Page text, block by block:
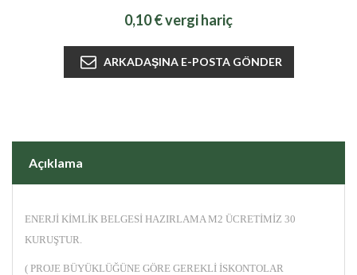
0,10 € vergi hariç
Açıklama
ENERJİ KİMLİK BELGESİ HAZIRLAMA M2 ÜCRETİMİZ 30
KURUŞTUR.
( PROJE BÜYÜKLÜĞÜNE GÖRE GEREKLİ İSKONTOLAR